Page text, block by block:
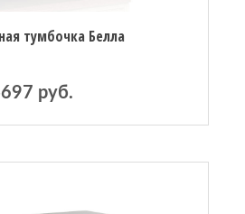
тумбочка Белла
руб.